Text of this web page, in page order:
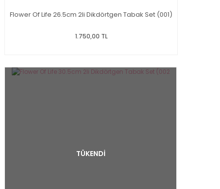
Flower Of Life 26.5cm 2li Dikdörtgen Tabak Set (001)
1.750,00 TL
TÜKENDİ